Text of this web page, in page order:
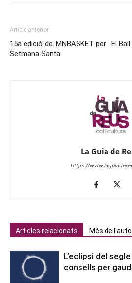
Article anterior
15a edició del MNBASKET per
Setmana Santa
El
La Guia de
https://
Articles relacionats Més de
L’eclipsi del
consells per